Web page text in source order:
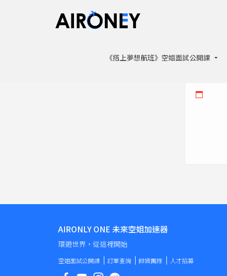
《搭上夢想航班》空姐面試公開課
AIRONLY ONE 未來空姐加速器
環遊世界，從這裡開始
空姐面試公開課 訂單查詢 師資團隊 人才招募